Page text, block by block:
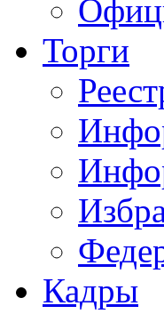
Торги
Кадры